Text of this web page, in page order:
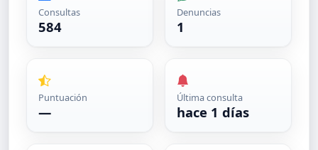
Consultas
584
Denuncias
1
Puntuación
—
Última consulta
hace 1 días